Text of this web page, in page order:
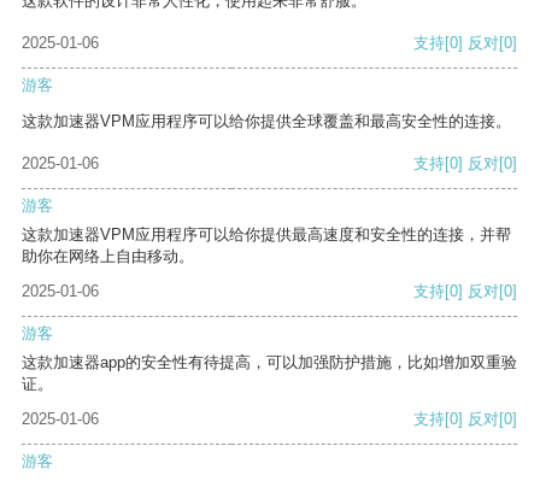
2025-01-06 支持[0] 反对[0]
游客
这款加速器VPM应用程序可以给你提供全球覆盖和最高安全性的连接。
2025-01-06 支持[0] 反对[0]
游客
这款加速器VPM应用程序可以给你提供最高速度和安全性的连接，并帮
助你在网络上自由移动。
2025-01-06
支持[0] 反对[0]
游客
这款加速器app的安全性有待提高，可以加强防护措施，比如增加双重验
证。
2025-01-06
支持[0] 反对[0]
游客